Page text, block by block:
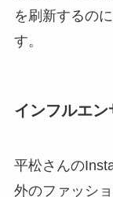
を刷新するの
す。
インフルエン
平松さんの
外のファッシ